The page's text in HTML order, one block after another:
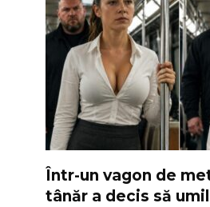
Într-un vagon de
tânăr a decis să